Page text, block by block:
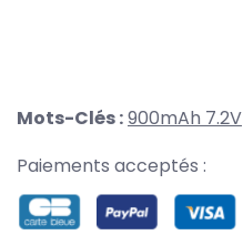
Mots-Clés :900mAh 7.2V
Paiements acceptés :